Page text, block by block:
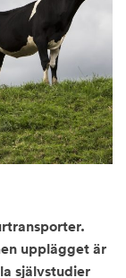
upplägget är
självstudier